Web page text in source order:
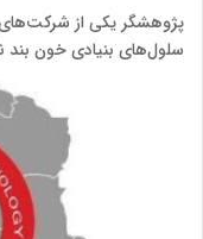
پژوهشگر یکی از شرکت‌های
سلول‌های بنیادی خون